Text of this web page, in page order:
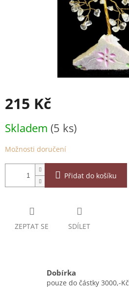
215 Kč
cena:
Skladem (5 ks)
Možnosti doručení
Přidat do košíku
ZEPTAT SE SDÍLET
Dobírka
pouze do částky 3000,-Kč